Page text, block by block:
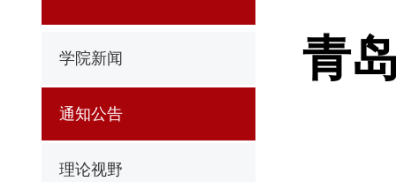
学院新闻
通知公告
理论视野
青